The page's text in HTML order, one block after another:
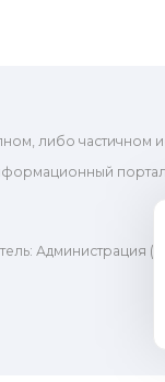
либо частичном
портал
Администрация